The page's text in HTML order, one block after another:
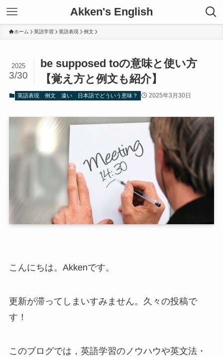
Akken's English
ホーム 英語学習 英語表現 例文
be supposed toの意味と使い方
【覚え方と例文も紹介】
2025
3/30
英語表現 例文 違い 日本語でどういう意味？ 2025年3月30日
こんにちは。Akkenです。
更新が滞ってしまいすみません。久々の投稿で
す！
このブログでは，英語学習のノウハウや英文法・